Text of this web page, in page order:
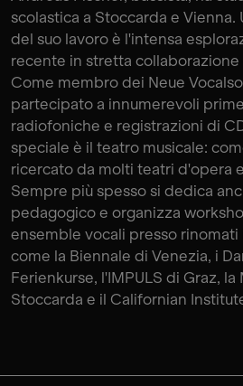
scolastica a Stoccarda e
del suo lavoro è l'intensa
recente in stretta
Come membro dei Neue
partecipato a innumerevoli
radiofoniche e registrazioni di
speciale è il teatro musicale:
ricercato da molti teatri d'opera
Sempre più spesso si dedica
pedagogico e organizza
ensemble vocali presso
come la Biennale di Venezia, i
Ferienkurse, l'IMPULS di Graz,
Stoccarda e il Californian